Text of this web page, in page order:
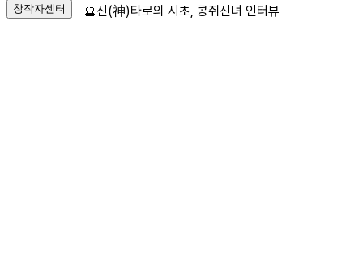
창작자센터 🔮신(神)타로의 시초, 콩쥐신녀 인터뷰